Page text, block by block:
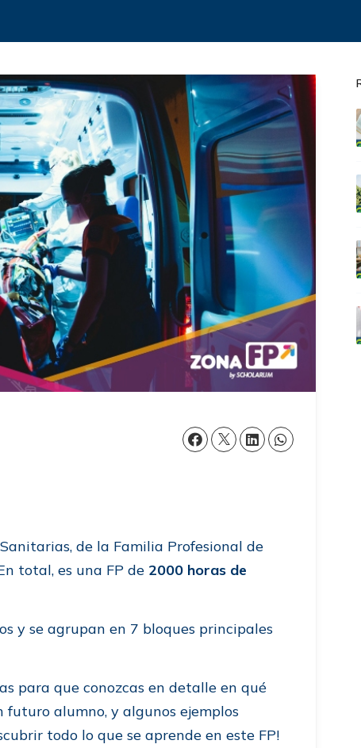
de la Familia Profesional de
total, es una FP de 2000 horas de
y se agrupan en 7 bloques principales
para que conozcas en detalle en qué
futuro alumno, y algunos ejemplos
todo lo que se aprende en este FP!